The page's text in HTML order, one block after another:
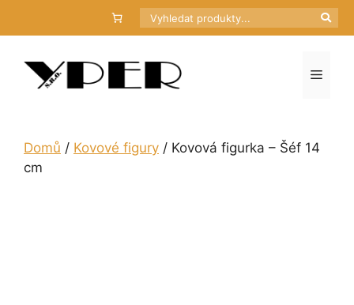
Hledat
Menu
Domů / Kovové figury / Kovová figurka – Šéf 14
cm